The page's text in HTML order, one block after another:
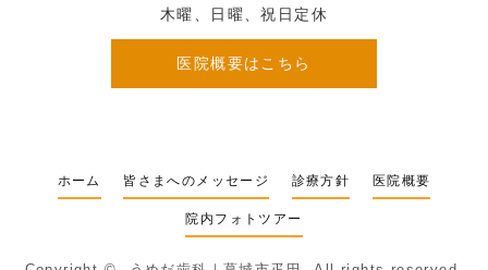
木曜、日曜、祝日定休
医院概要はこちら
ホーム 皆さまへのメッセージ 診療方針 医院概要
院内フォトツアー